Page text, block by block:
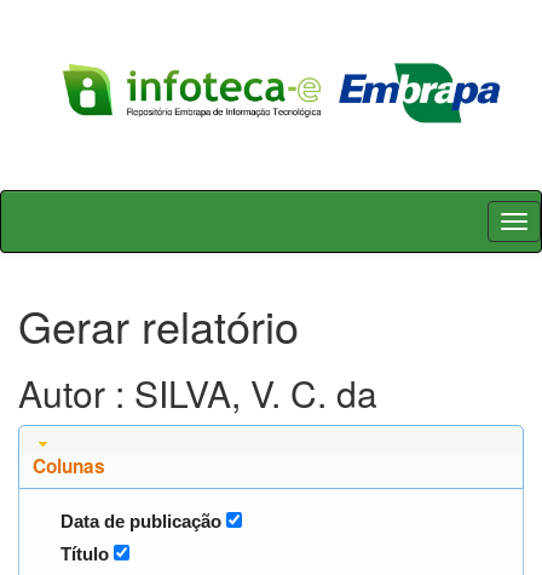
Skip
Gerar relatório
Autor : SILVA, V. C. da
Colunas
Data de publicação
Título